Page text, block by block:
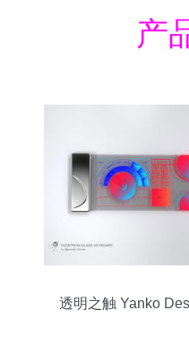
产
透明之触 Yanko